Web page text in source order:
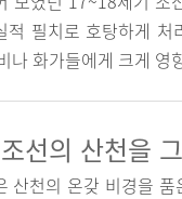
적 필치로 호탕하게
나 화가들에게 크게 영
선의 산천을
산천의 온갖 비경을